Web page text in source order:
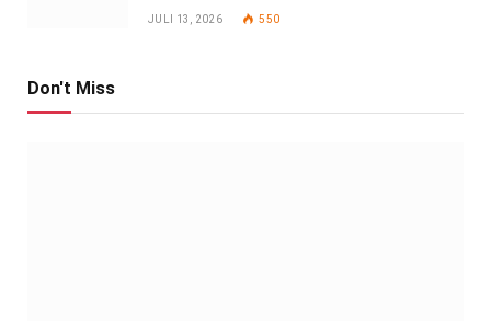
JULI 13, 2026 550
Don't Miss